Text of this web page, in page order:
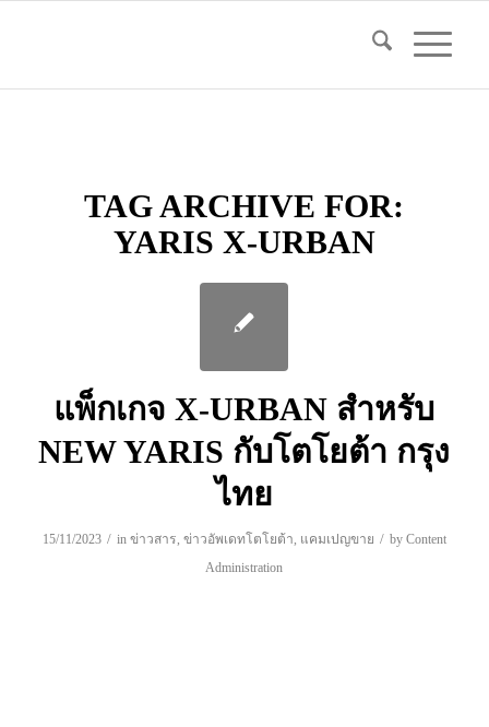
TAG ARCHIVE FOR:
YARIS X-URBAN
แพ็กเกจ X-URBAN สำหรับ
NEW YARIS กับโตโยต้า กรุง
ไทย
15/11/2023 / in ข่าวสาร, ข่าวอัพเดทโตโยต้า, แคมเปญขาย / by Content
Administration